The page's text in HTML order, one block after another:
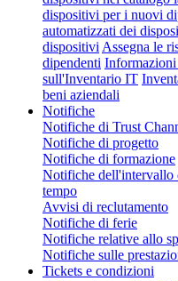
dispositivi per i nuovi
automatizzati dei
dispositivi Assegna le
dipendenti
sull'Inventario IT
beni aziendali
Notifiche
Notifiche di Trust
Notifiche di progetto
Notifiche di formazione
Notifiche dell'intervallo
tempo
Avvisi di reclutamento
Notifiche di ferie
Notifiche relative allo
Notifiche sulle
Tickets e condizioni